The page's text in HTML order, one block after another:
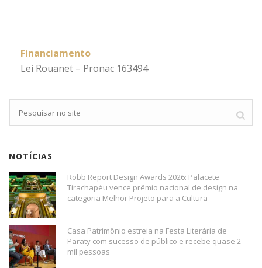
Financiamento
Lei Rouanet – Pronac 163494
NOTÍCIAS
Robb Report Design Awards 2026: Palacete
Tirachapéu vence prêmio nacional de design na
categoria Melhor Projeto para a Cultura
Casa Patrimônio estreia na Festa Literária de
Paraty com sucesso de público e recebe quase 2
mil pessoas